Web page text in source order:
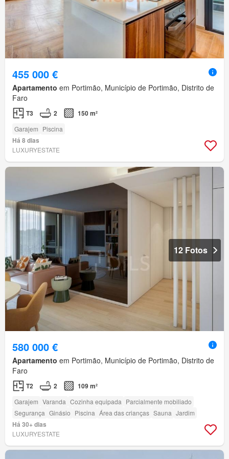
455 000 €
Apartamento em Portimão, Município de Portimão, Distrito de
Faro
T3 2 150 m²
Garajem Piscina
Há 8 dias
LUXURYESTATE
12 Fotos
580 000 €
Apartamento em Portimão, Município de Portimão, Distrito de
Faro
T2 2 109 m²
Garajem Varanda Cozinha equipada Parcialmente mobiliado
Segurança Ginásio Piscina Área das crianças Sauna Jardim
Há 30+ dias
LUXURYESTATE